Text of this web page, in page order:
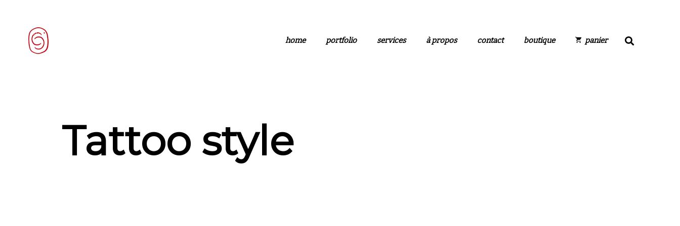
home portfolio services à propos contact boutique panier
Tattoo style